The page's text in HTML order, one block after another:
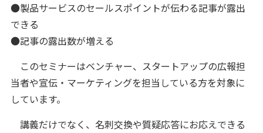
●製品サービスのセールスポイントが伝わる記事が露出
できる
●記事の露出数が増える
このセミナーはベンチャー、スタートアップの広報担
当者や宣伝・マーケティングを担当している方を対象に
しています。
講義だけでなく、名刺交換や質疑応答にお応えできる